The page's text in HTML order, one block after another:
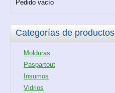
Pedido vacío
Categorías de productos
Molduras
Paspartout
Insumos
Vidrios